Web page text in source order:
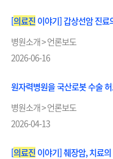
[의료진이야기] 갑상선암 진료
병원소개 > 언론보도
2026-06-16
원자력병원을 국산로봇 수술
병원소개 > 언론보도
2026-04-13
[의료진이야기] 췌장암, 치료